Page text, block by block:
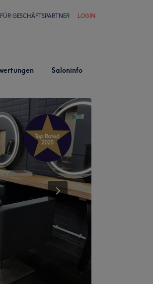
FÜR GESCHÄFTSPARTNER LOGIN
Saloninfo